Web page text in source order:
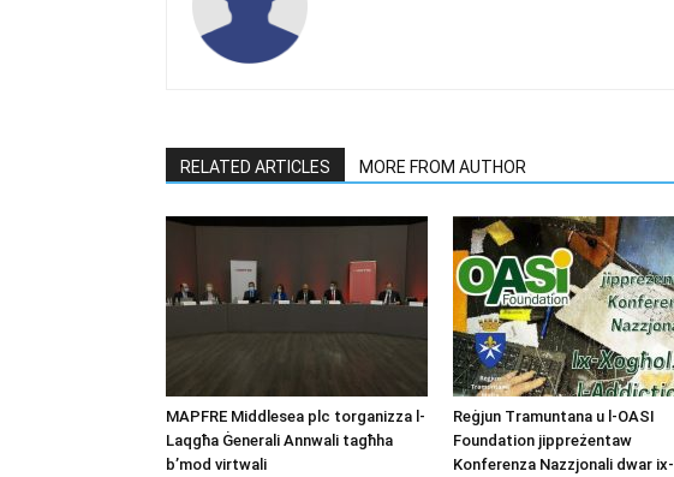
RELATED ARTICLES MORE FROM AUTHOR
MAPFRE Middlesea plc torganizza l-
Laqgħa Ġenerali Annwali tagħha
b’mod virtwali
Reġjun Tramuntana u l-OASI
Foundation jippreżentaw
Konferenza Nazzjonali dwar ix-